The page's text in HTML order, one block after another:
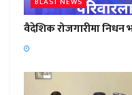
वैदेशिक रोजगारीमा निधन